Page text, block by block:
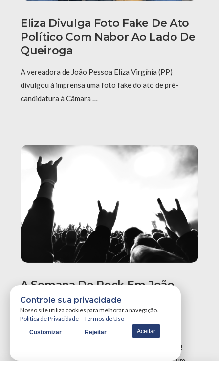
Eliza Divulga Foto Fake De Ato
Político Com Nabor Ao Lado De
Queiroga
A vereadora de João Pessoa Eliza Virgínia (PP)
divulgou à imprensa uma foto fake do ato de pré-
candidatura à Câmara …
A Semana Do Rock Em João
Pessoa Promete Um Dos
Maiores Finais De Semana Do
A Semana do Rock em João Pessoa tá destruidora!
Simplesmente teremos três grandes eventos em um
Controle sua privacidade
Nosso site utiliza cookies para melhorar a navegação.
Política de Privacidade – Termos de Uso
Customizar Rejeitar Aceitar